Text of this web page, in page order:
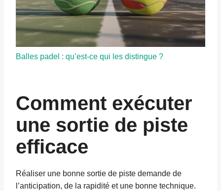
Balles padel : qu’est-ce qui les distingue ?
Comment exécuter
une sortie de piste
efficace
Réaliser une bonne sortie de piste demande de
l’anticipation, de la rapidité et une bonne technique.